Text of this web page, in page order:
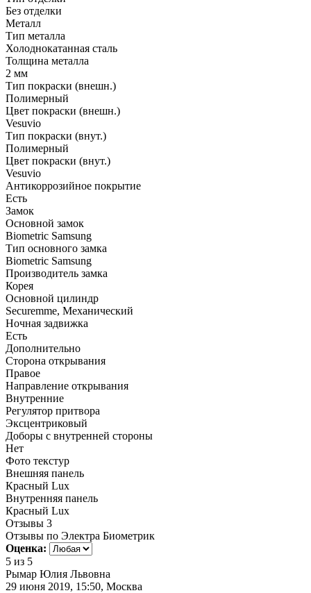
Без отделки
Металл
Тип металла
Холоднокатанная сталь
Толщина металла
2 мм
Тип покраски (внешн.)
Полимерный
Цвет покраски (внешн.)
Vesuvio
Тип покраски (внут.)
Полимерный
Цвет покраски (внут.)
Vesuvio
Антикоррозийное покрытие
Есть
Замок
Основной замок
Biometric Samsung
Тип основного замка
Biometric Samsung
Производитель замка
Корея
Основной цилиндр
Securemme, Механический
Ночная задвижка
Есть
Дополнительно
Сторона открывания
Правое
Направление открывания
Внутренние
Регулятор притвора
Эксцентриковый
Доборы с внутренней стороны
Нет
Фото текстур
Внешняя панель
Красный Lux
Внутренняя панель
Красный Lux
Отзывы 3
Отзывы по Электра Биометрик
Оценка:
5 из 5
Рымар Юлия Львовна
29 июня 2019, 15:50, Москва